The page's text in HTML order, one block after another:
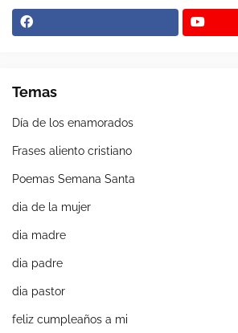
Temas
Día de los enamorados
Frases aliento cristiano
Poemas Semana Santa
dia de la mujer
dia madre
dia padre
dia pastor
feliz cumpleaños a mi